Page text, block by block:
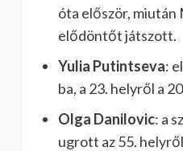
óta először,
elődöntőt játszott.
Yulia Putintseva:
ba, a 23. helyről a
Olga Danilovic: a
ugrott az 55.